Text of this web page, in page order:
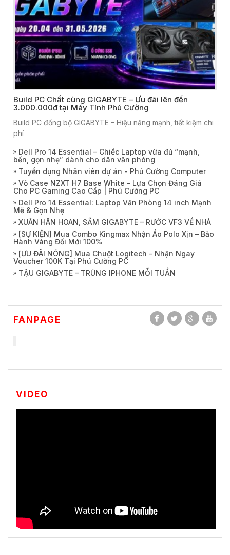
Build PC Chất cùng GIGABYTE – Ưu đãi lên đến
3.000.000đ tại Máy Tính Phú Cường
Build PC đồng bộ GIGABYTE – Hiệu năng mạnh, tiết kiệm chi
phí
Dell Pro 14 Essential – Chiếc Laptop vừa đủ “mạnh,
bền, gọn nhẹ” dành cho dân văn phòng
Tuyển dụng Nhân viên dự án - Phú Cường Computer
Vỏ Case NZXT H7 Base White – Lựa Chọn Đáng Giá
Cho PC Gaming Cao Cấp | Phú Cường PC
Dell Pro 14 Essential: Laptop Văn Phòng 14 inch Mạnh
Mẽ & Gọn Nhẹ
XUÂN HÂN HOAN, SẮM GIGABYTE – RƯỚC VF3 VỀ NHÀ
[SỰ KIỆN] Mua Combo Kingmax Nhận Áo Polo Xịn – Bảo
Hành Vàng Đổi Mới 100%
[ƯU ĐÃI NÓNG] Mua Chuột Logitech – Nhận Ngay
Voucher 100K Tại Phú Cường PC
TẬU GIGABYTE – TRÚNG IPHONE MỖI TUẦN
FANPAGE
VIDEO